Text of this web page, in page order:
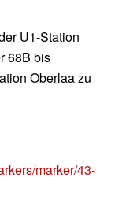
U1-Station
68B bis
Oberlaa zu
marker/43-